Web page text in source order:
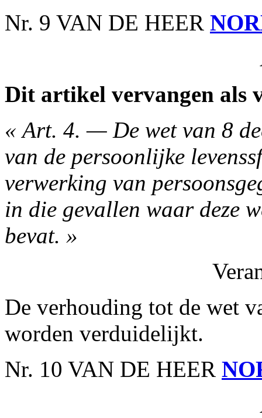
Nr. 9 VAN DE HEER
Dit artikel vervangen als
« Art. 4. — De wet van 8
van de persoonlijke
verwerking van
in die gevallen waar deze
bevat. »
De verhouding tot de wet
worden verduidelijkt.
Nr. 10 VAN DE HEER